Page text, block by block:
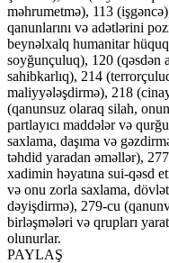
məhrumetmə), 113
qanunlarını və adətlərini
beynəlxalq humanitar
soyğunçuluq), 120 (qəsdən
sahibkarlıq), 214
maliyyələşdirmə), 218
(qanunsuz olaraq silah,
partlayıcı maddələr və
saxlama, daşıma və
təhdid yaradan əməllər),
xadimin həyatına sui-qəsd
və onu zorla saxlama,
dəyişdirmə), 279-cu
birləşmələri və qrupları
olunurlar.
PAYLAŞ